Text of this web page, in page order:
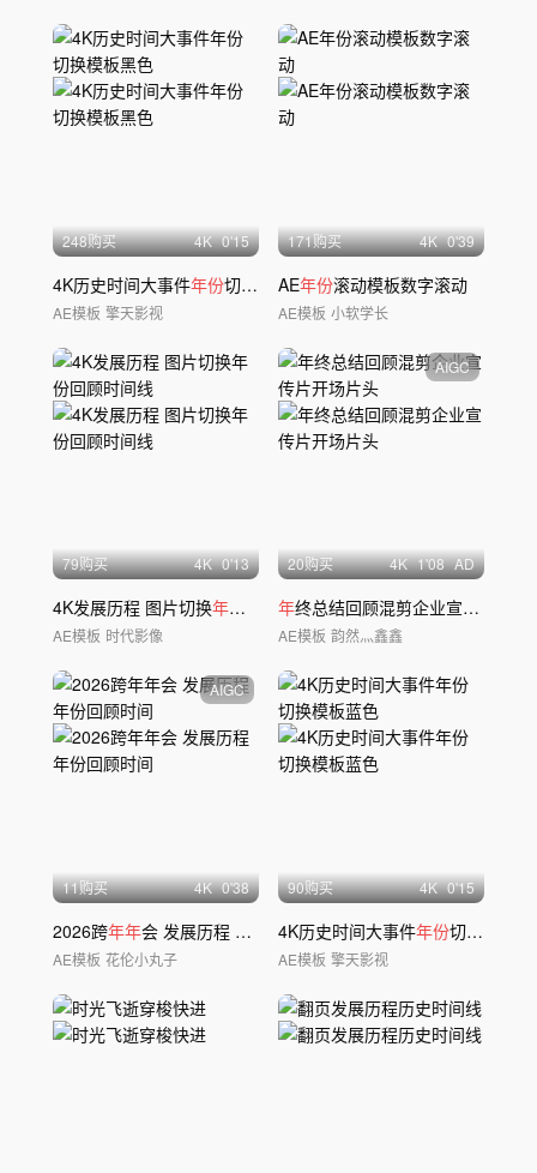
248购买 4K 0'15
4K历史时间大事件年份切换模板黑色
AE模板 擎天影视
171购买 4K 0'39
AE年份滚动模板数字滚动
AE模板 小软学长
79购买 4K 0'13
4K发展历程 图片切换年份 回顾时间线
AE模板 时代影像
AIGC
20购买 4K 1'08 AD
年终总结回顾混剪企业宣传片开场片头
AE模板 韵然灬鑫鑫
AIGC
11购买 4K 0'38
2026跨年年会 发展历程 年份 回顾时间
AE模板 花伦小丸子
90购买 4K 0'15
4K历史时间大事件年份切换模板蓝色
AE模板 擎天影视